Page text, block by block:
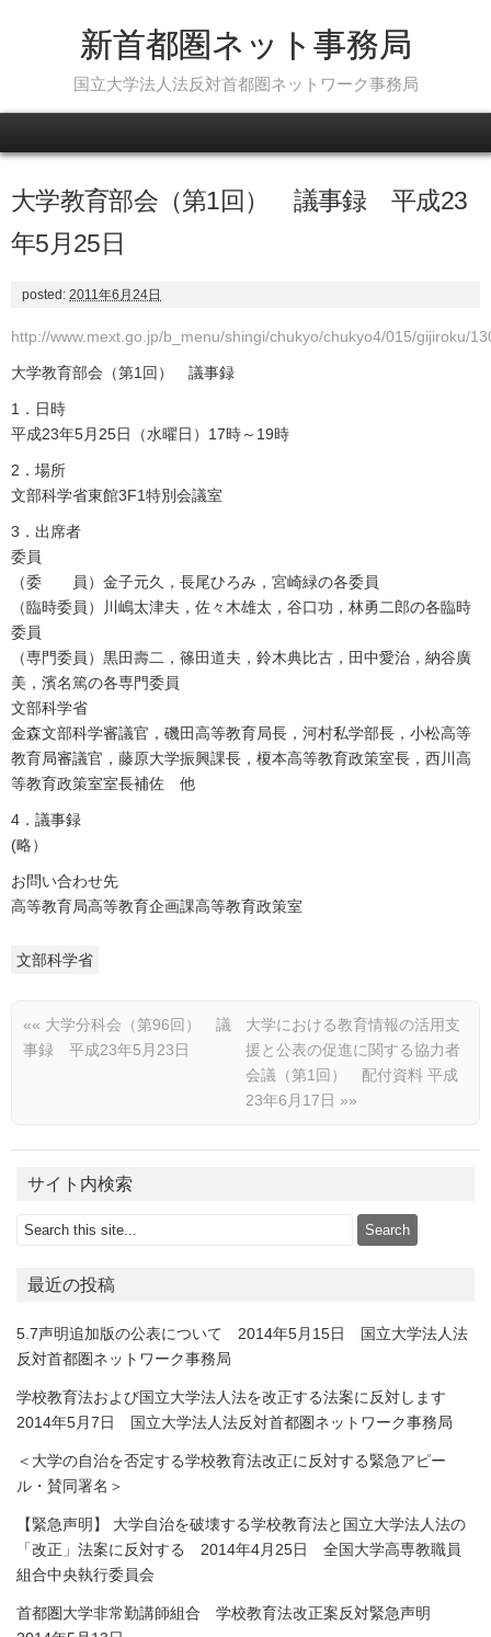
新首都圏ネット事務局
国立大学法人法反対首都圏ネットワーク事務局
大学教育部会（第1回） 議事録 平成23
年5月25日
posted: 2011年6月24日
http://www.mext.go.jp/b_menu/shingi/chukyo/chukyo4/015/gijiroku/
大学教育部会（第1回） 議事録
1．日時
平成23年5月25日（水曜日）17時～19時
2．場所
文部科学省東館3F1特別会議室
3．出席者
委員
（委 員）金子元久，長尾ひろみ，宮崎緑の各委員
（臨時委員）川嶋太津夫，佐々木雄太，谷口功，林勇二郎の各臨時
委員
（専門委員）黒田壽二，篠田道夫，鈴木典比古，田中愛治，納谷廣
美，濱名篤の各専門委員
文部科学省
金森文部科学審議官，磯田高等教育局長，河村私学部長，小松高等
教育局審議官，藤原大学振興課長，榎本高等教育政策室長，西川高
等教育政策室室長補佐 他
4．議事録
(略）
お問い合わせ先
高等教育局高等教育企画課高等教育政策室
文部科学省
«« 大学分科会（第96回） 議
事録 平成23年5月23日
大学における教育情報の活用支
援と公表の促進に関する協力者
会議（第1回） 配付資料 平成
23年6月17日 »»
サイト内検索
最近の投稿
5.7声明追加版の公表について 2014年5月15日 国立大学法人法
反対首都圏ネットワーク事務局
学校教育法および国立大学法人法を改正する法案に反対します
2014年5月7日 国立大学法人法反対首都圏ネットワーク事務局
＜大学の自治を否定する学校教育法改正に反対する緊急アピー
ル・賛同署名＞
【緊急声明】 大学自治を破壊する学校教育法と国立大学法人法の
「改正」法案に反対する 2014年4月25日 全国大学高専教職員
組合中央執行委員会
首都圏大学非常勤講師組合 学校教育法改正案反対緊急声明